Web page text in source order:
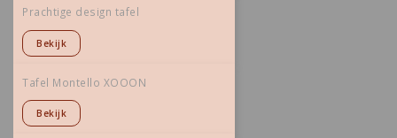
Prachtige design tafel
Bekijk
Tafel Montello XOOON
Bekijk